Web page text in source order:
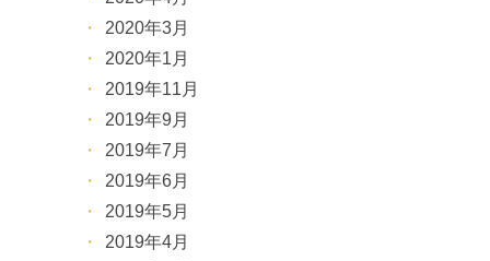
2020年3月
2020年1月
2019年11月
2019年9月
2019年7月
2019年6月
2019年5月
2019年4月